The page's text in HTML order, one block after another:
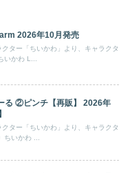
2026年10月発売
ター「ちいかわ」より、キャラクタ
いかわ L...
る ②ピンチ【再販】 2026年
ター「ちいかわ」より、キャラクタ
ちいかわ ...